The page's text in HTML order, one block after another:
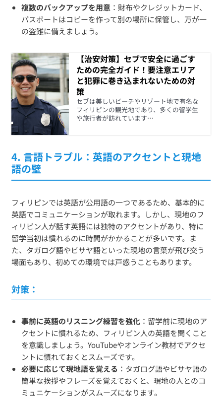
複数のバックアップを用意 ：財布やクレジットカード、
パスポートはコピーを作って別の場所に保管し、万が一
の盗難に備えましょう。
【治安対策】セブで安全に過ごす
ための完全ガイド！要注意エリア
と犯罪に巻き込まれないための対
策
セブは美しいビーチやリゾート地で有名な
フィリピンの観光地であり、多くの留学生
や旅行者が訪れています…
4. 言語トラブル：英語のアクセントと現地
語の壁
フィリピンでは英語が公用語の一つであるため、基本的に
英語でコミュニケーションが取れます。しかし、現地のフ
ィリピン人が話す英語には独特のアクセントがあり、特に
留学当初は慣れるのに時間がかかることが多いです。ま
た、タガログ語やビサヤ語といった現地の言葉が飛び交う
場面もあり、初めての環境では戸惑うこともあります。
対策：
事前に英語のリスニング練習を強化 ：留学前に現地のア
クセントに慣れるため、フィリピン人の英語を聞くこと
を意識しましょう。YouTubeやオンライン教材でアクセ
ントに慣れておくとスムーズです。
必要に応じて現地語を覚える ：タガログ語やビサヤ語の
簡単な挨拶やフレーズを覚えておくと、現地の人とのコ
ミュニケーションがスムーズになります。